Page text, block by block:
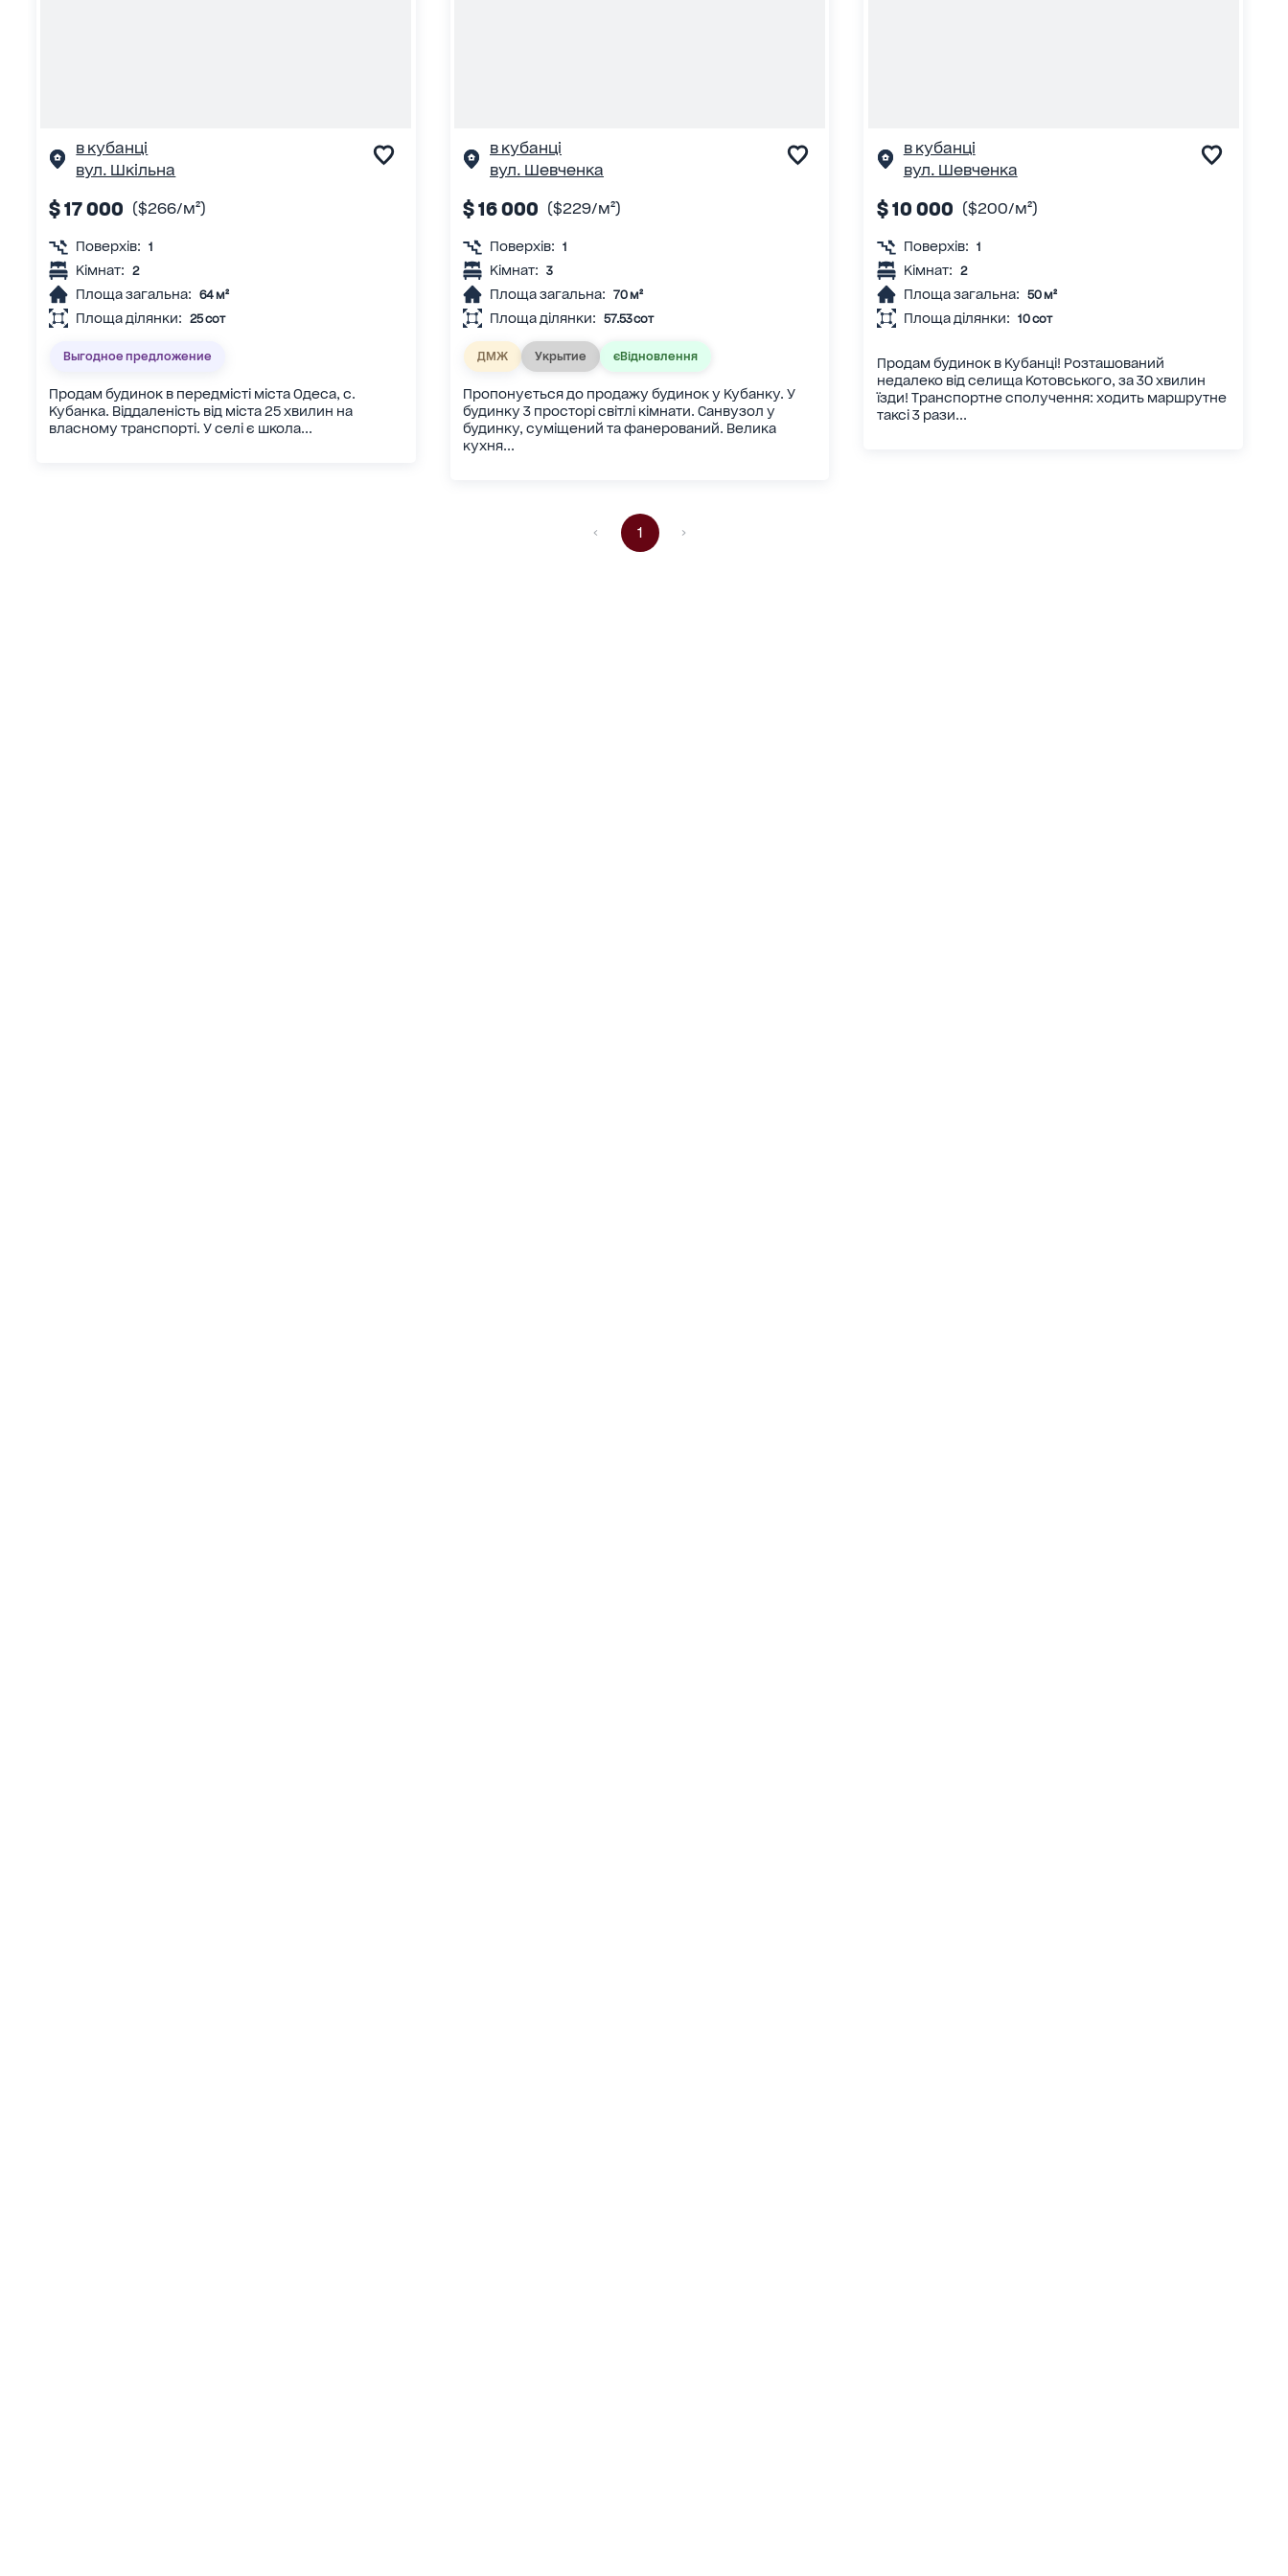
в кубанці
вул. Шкільна
$ 17 000 ($266/м²)
Поверхів: 1
Кімнат: 2
Площа загальна: 64 м²
Площа ділянки: 25 сот
Выгодное предложение
Продам будинок в передмісті міста Одеса, с.
Кубанка. Віддаленість від міста 25 хвилин на
власному транспорті. У селі є школа...
в кубанці
вул. Шевченка
$ 16 000 ($229/м²)
Поверхів: 1
Кімнат: 3
Площа загальна: 70 м²
Площа ділянки: 57.53 сот
ДМЖ Укрытие єВідновлення
Пропонується до продажу будинок у Кубанку. У
будинку 3 просторі світлі кімнати. Санвузол у
будинку, суміщений та фанерований. Велика
кухня...
в кубанці
вул. Шевченка
$ 10 000 ($200/м²)
Поверхів: 1
Кімнат: 2
Площа загальна: 50 м²
Площа ділянки: 10 сот
Продам будинок в Кубанці! Розташований
недалеко від селища Котовського, за 30 хвилин
їзди! Транспортне сполучення: ходить маршрутне
таксі 3 рази...
1